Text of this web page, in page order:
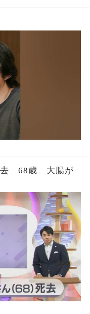
去 68歳 大腸が